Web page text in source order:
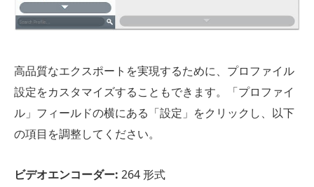
高品質なエクスポートを実現するために、プロファイル
設定をカスタマイズすることもできます。「プロファイ
ル」フィールドの横にある「設定」をクリックし、以下
の項目を調整してください。
ビデオエンコーダー: 264 形式